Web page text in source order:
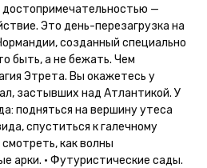
достопримечательностью —
Это день-перезагрузка на
созданный специально
быть, а не бежать. Чем
Этрета. Вы окажетесь у
застывших над Атлантикой. У
подняться на вершину утеса
спуститься к галечному
как волны
арки. • Футуристические сады.